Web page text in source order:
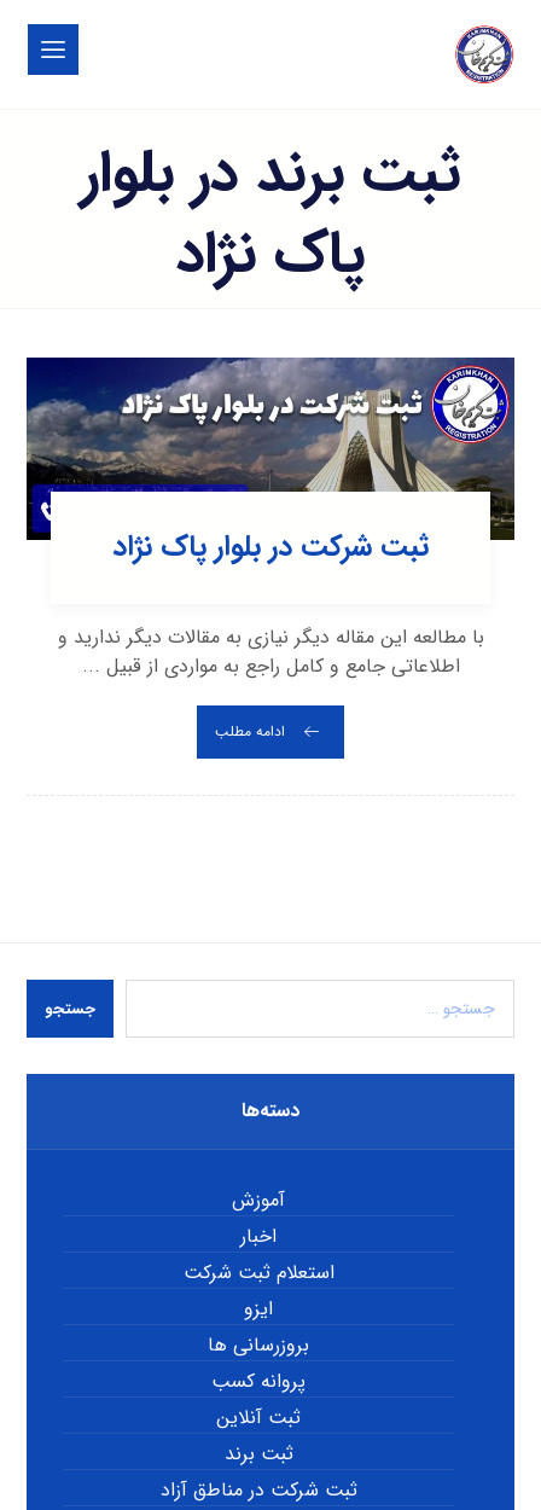
ثبت برند در بلوار
پاک نژاد
ثبت شرکت در بلوار پاک نژاد
با مطالعه این مقاله دیگر نیازی به مقالات دیگر ندارید و
اطلاعاتی جامع و کامل راجع به مواردی از قبیل ...
ادامه مطلب
جستجو
دسته‌ها
آموزش
اخبار
استعلام ثبت شرکت
ایزو
بروزرسانی ها
پروانه کسب
ثبت آنلاین
ثبت برند
ثبت شرکت در مناطق آزاد